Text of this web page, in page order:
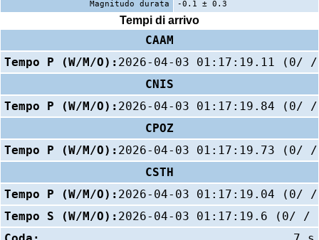
Magnitudo durata
-0.1 ± 0.3
Tempi di arrivo
CAAM
Tempo P (W/M/O): 2026-04-03 01:17:19.11 (0/
CNIS
Tempo P (W/M/O): 2026-04-03 01:17:19.84 (0/
CPOZ
Tempo P (W/M/O): 2026-04-03 01:17:19.73 (0/
CSTH
Tempo P (W/M/O): 2026-04-03 01:17:19.04 (0/
Tempo S (W/M/O): 2026-04-03 01:17:19.6 (0/ /